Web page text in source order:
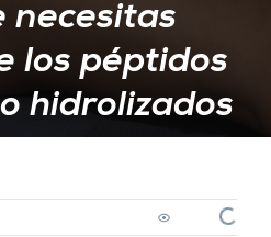
necesitas
los péptidos
hidrolizados